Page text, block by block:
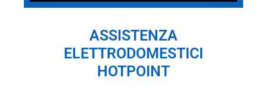
ASSISTENZA
ELETTRODOMESTICI
HOTPOINT